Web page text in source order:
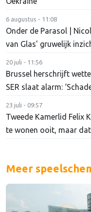
6 augustus - 11:08
Onder de Parasol |
van Glas' gruwelijk
20 juli - 11:56
Brussel herschrijft
SER slaat alarm:
23 juli - 09:57
Tweede Kamerlid Felix
te wonen ooit, maar
Meer